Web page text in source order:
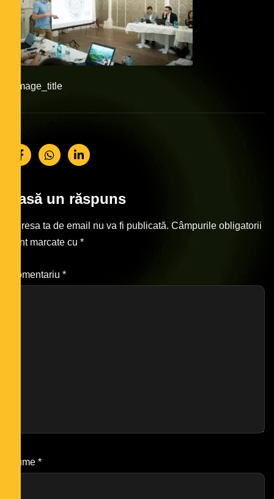
#image_title
Lasă un răspuns
Adresa ta de email nu va fi publicată. Câmpurile obligatorii
sunt marcate cu *
Comentariu *
Nume *